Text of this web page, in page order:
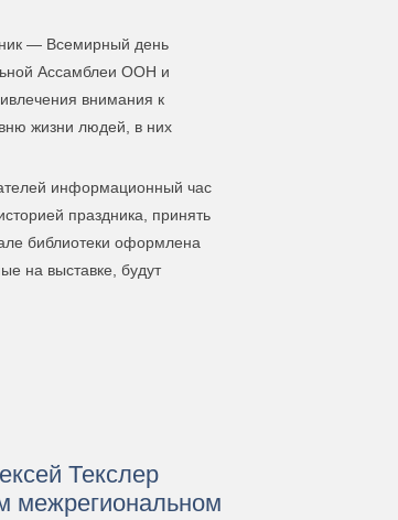
— Всемирный день
Ассамблеи ООН и
внимания к
жизни людей, в них
информационный час
праздника, принять
библиотеки оформлена
на выставке, будут
Текслер
межрегиональном